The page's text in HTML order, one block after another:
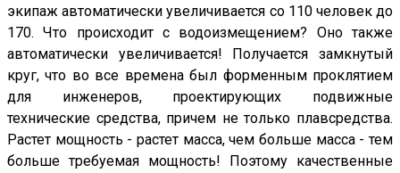
экипаж автоматически увеличивается со 110 человек до
170. Что происходит с водоизмещением? Оно также
автоматически увеличивается! Получается замкнутый
круг, что во все времена был форменным проклятием
для инженеров, проектирующих подвижные
технические средства, причем не только плавсредства.
Растет мощность - растет масса, чем больше масса - тем
больше требуемая мощность! Поэтому качественные